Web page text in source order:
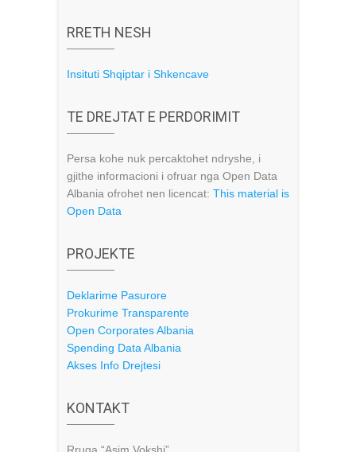
RRETH NESH
Insituti Shqiptar i Shkencave
TE DREJTAT E PERDORIMIT
Persa kohe nuk percaktohet ndryshe, i
gjithe informacioni i ofruar nga Open Data
Albania ofrohet nen licencat: This material is
Open Data
PROJEKTE
Deklarime Pasurore
Prokurime Transparente
Open Corporates Albania
Spending Data Albania
Akses Info Drejtesi
KONTAKT